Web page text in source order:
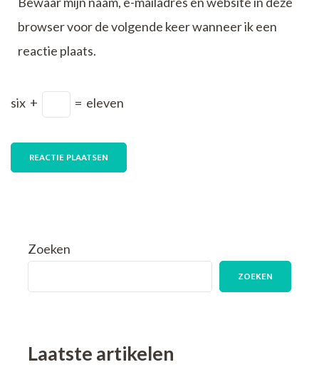
browser voor de volgende keer wanneer ik een
reactie plaats.
six + = eleven
Zoeken
ZOEKEN
Laatste artikelen